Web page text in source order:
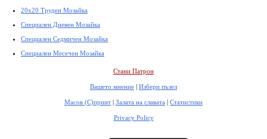
20x20 Труден Мозайка
Специален Дневен Мозайка
Специален Седмичен Мозайка
Специален Месечен Мозайка
Стани Патрон
Вашето мнение | Избери пъзел
Масов (С)принт | Залата на славата | Статистики
Privacy Policy